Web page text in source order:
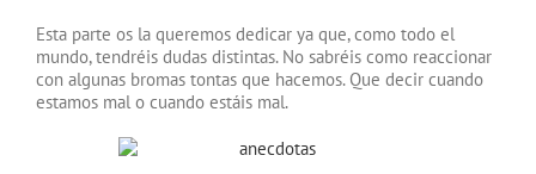
Esta parte os la queremos dedicar ya que, como todo el
mundo, tendréis dudas distintas. No sabréis como reaccionar
con algunas bromas tontas que hacemos. Que decir cuando
estamos mal o cuando estáis mal.